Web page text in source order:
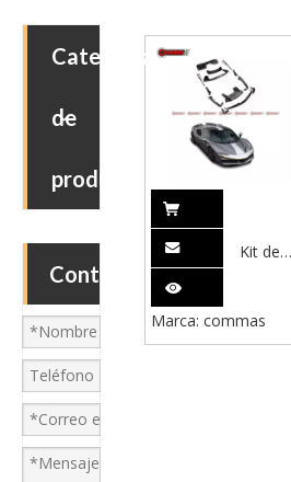
Categoria
de
producto
Contáctenos
Kit de
de
carbono
Marca: commas